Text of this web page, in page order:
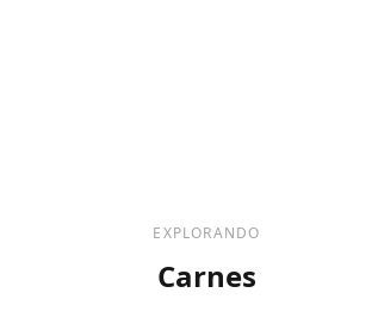
EXPLORANDO
Carnes